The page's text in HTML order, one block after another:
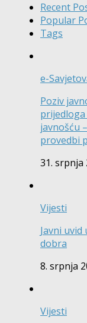
Recent
Popular
Tags
e-
Poziv
javnošću
provedbi
31. srpnja
Vijesti
Javni
dobra
8. srpnja
Vijesti